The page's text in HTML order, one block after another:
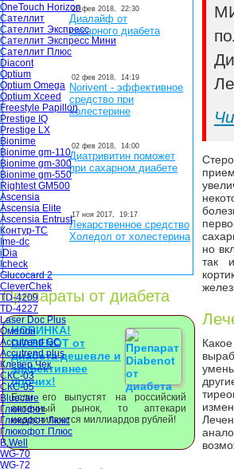
OneTouch Horizon
Сателлит
Сателлит Экспресс
Сателлит Экспресс Мини
Сателлит Плюс
Diacont
Optium
Optium Omega
Optium Xceed
Freestyle Papillon
Prestige IQ
Prestige LX
Bionime
Bionime gm-110
Bionime gm-300
Bionime gm-550
Rightest GM500
Ascensia
Ascensia Elite
Ascensia Entrust
Контур-ТС
Ime-dc
iDia
Icheck
Glucocard 2
CleverChek
TD-4209
TD-4227
Laser Doc Plus
Омелон
Accutrend GC
Accutrend plus
Клевер Чек
СКС-03
СКС-05
Bluecare
Глюкофот
Глюкофот Люкс
Глюкофот Плюс
B.Well
WG-70
WG-72
28 фев 2018, 22:30
Диалайф от
сахарного диабета
02 фев 2018, 14:19
Norivent - эффективное
средство при
холестерине
02 фев 2018, 14:00
Диатривитин поможет
при сахарном диабете
17 ноя 2017, 19:17
Лекарственное средство
Холедол от холестерина
Препараты от диабета
НОВИНКА!
DIABENOT от
диабета дешевле и
эффективнее
прочих!
Если его выпустят на российский
аптечный рынок, то аптекари
недосчитаются миллиардов рублей!
но
так